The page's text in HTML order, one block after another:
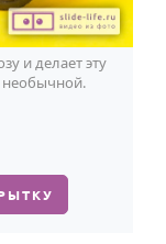
и делает эту
необычной.